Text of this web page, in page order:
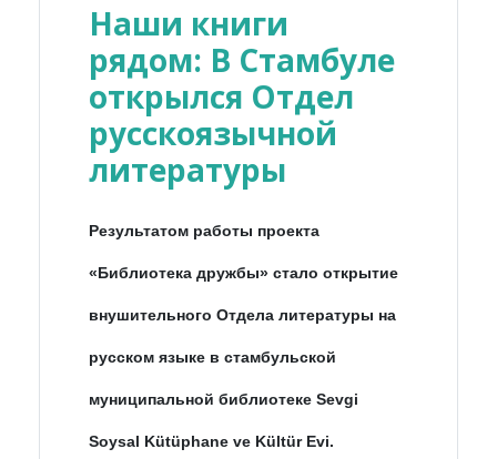
Наши книги
рядом: В Стамбуле
открылся Отдел
русскоязычной
литературы
Результатом работы проекта
«Библиотека дружбы» стало открытие
внушительного Отдела литературы на
русском языке в стамбульской
муниципальной библиотеке Sevgi
Soysal Kütüphane ve Kültür Evi.